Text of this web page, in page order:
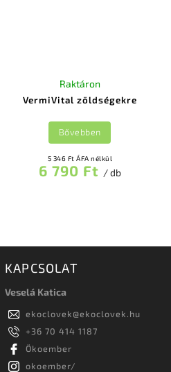
VermiVital zöldségekre
Raktáron
5 346 Ft ÁFA nélkül
6 790 Ft / db
Bővebben
KAPCSOLAT
Veselá Katica
ekoclovek@ekoclovek.hu
+36 70 414 1187
Ökoember
okoember/